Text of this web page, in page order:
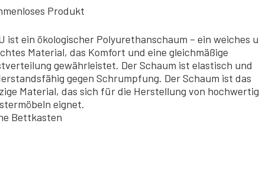
Produkt
ist ein ökologischer Polyurethanschaum – ein weiches
Material, das Komfort und eine gleichmäßige
gewährleistet. Der Schaum ist elastisch und
gegen Schrumpfung. Der Schaum ist das
Material, das sich für die Herstellung von
eignet.
Bettkasten